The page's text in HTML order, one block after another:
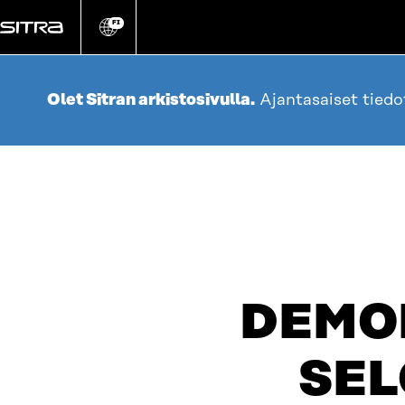
suoraan
Vaihda
kieli
FI
Olet Sitran arkistosivulla. Ajantasaiset